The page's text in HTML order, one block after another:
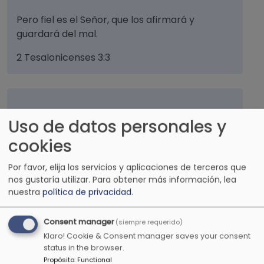
Pero fiel es el Señor, que los afirmará y
guardará del mal.
2 Tesalonicenses 3:3
y esperaré en tu nombre. Porque es bueno,
delante de tus santos.
Salmos 52:9
Hijo mío, no menosprecies la disciplina del
Señor. Ni te canses de su corrección.
Proverbios 3:11
Uso de datos personales y
cookies
Por favor, elija los servicios y aplicaciones de terceros que
nos gustaría utilizar. Para obtener más información, lea
nuestra política de privacidad.
Consent manager(siempre requerido)
Klaro! Cookie & Consent manager saves your consent
status in the browser.
Propósito:Functional